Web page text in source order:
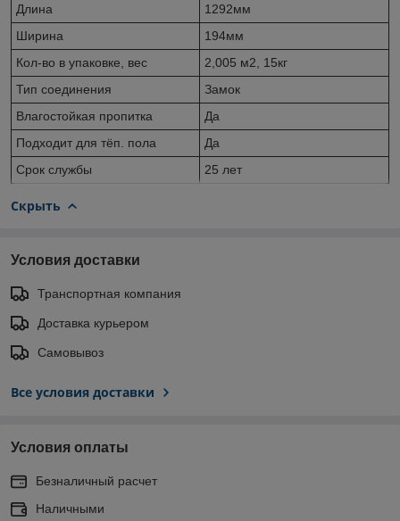
Длина
1292мм
Ширина
194мм
Кол-во в упаковке, вес
2,005 м2, 15кг
Тип соединения
Замок
Влагостойкая пропитка
Да
Подходит для тёп. пола
Да
Срок службы
25 лет
Скрыть
Условия доставки
Транспортная компания
Доставка курьером
Самовывоз
Все условия доставки
Условия оплаты
Безналичный расчет
Наличными